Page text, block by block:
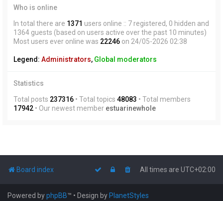
Who is online
In total there are 1371 users online :: 7 registered, 0 hidden and
1364 guests (based on users active over the past 10 minutes)
Most users ever online was 22246 on 24/05-2026 02:38
Legend: Administrators, Global moderators
Statistics
Total posts 237316 • Total topics 48083 • Total members
17942 • Our newest member estuarinewhole
Board index All times are UTC+02:00
Powered byphpBB™ • Design by PlanetStyles